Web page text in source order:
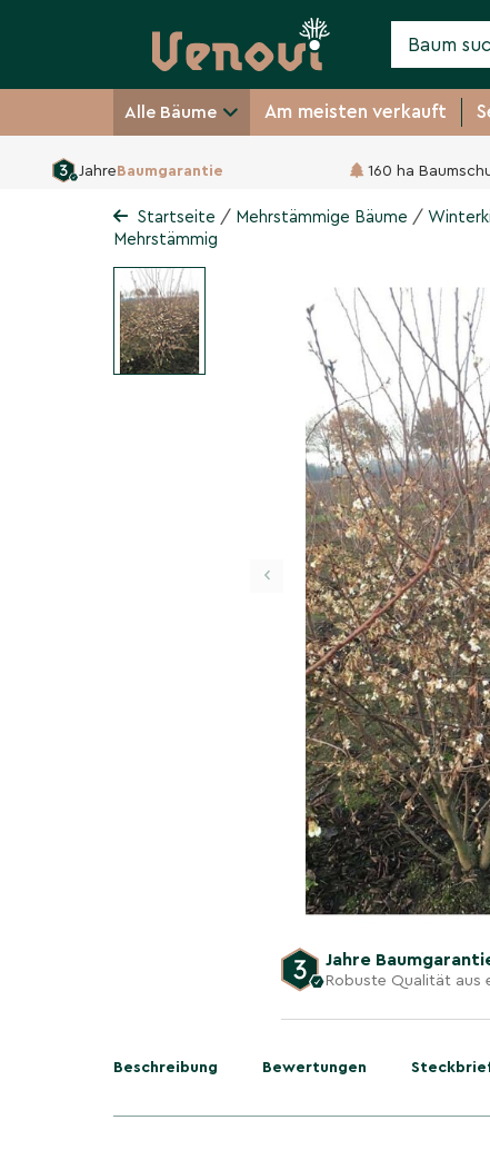
Alle Bäume Am meisten verkauft
JahreBaumgarantie 160 ha
Winterkirsche
Prunus subhirtella 'Autumnalis'
Startseite / Mehrstämmige Bäume /
Mehrstämmig
‹
Jahre
Robuste Qualität aus
Beschreibung Bewertungen